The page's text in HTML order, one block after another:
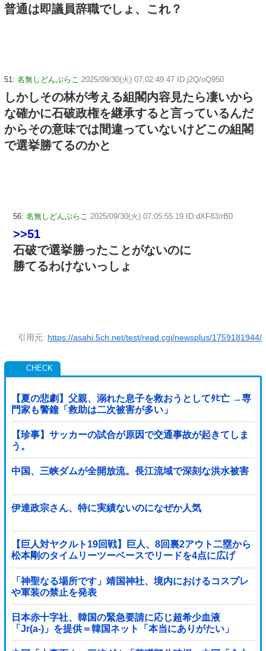
普通は即議員辞職でしょ、これ？
51: 名無しどんぶらこ 2025/09/30(火) 07:02:49.47 ID:j2Q/oQ950
しかしその林が考える組閣内容見たら凄いから
な確かに石破政権を継承すると言っているんだ
からその意味では間違っていないけどこの組閣
で選挙勝てるのかと
56: 名無しどんぶらこ 2025/09/30(火) 07:05:55.19 ID:dXF83/rB0
>>51
石破で選挙勝ったことがないのに
勝てるわけないっしょ
引用元: https://asahi.5ch.net/test/read.cgi/newsplus/1759181944/
【夏の悲劇】父親、溺れた息子を救おうとしてﾀﾋ亡 →専
門家も警鐘「救助は二次被害が多い」
【珍事】サッカーの試合が原因で交通事故が起きてしま
う。
中国、三峡ダムが全開放流。長江流域で深刻な洪水被害
伊達政宗さん、特に実績ないのになぜか人気
【巨人対ヤクルト19回戦】巨人、8回裏2アウト二塁から
松本剛のタイムリーツーベースでリードを4点に広げ
る！！！！！！！！他
「神聖なる場所です」靖国神社、境内におけるコスプレ
や軍装の禁止を発表
日本赤十字社、韓国の緊急要請に応じ超希少血液
「Jr(a-)」を提供＝韓国ネット「本当にありがたい」